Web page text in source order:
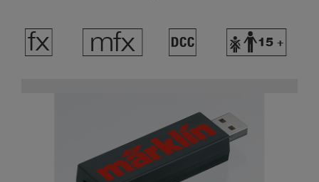
d e § Y